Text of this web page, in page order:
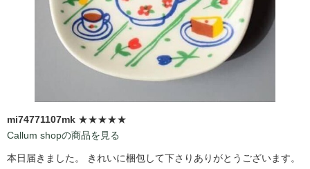
mi74771107mk ★★★★★
Callum shopの商品を見る
本日届きました。 きれいに梱包して下さりありがとうございます。